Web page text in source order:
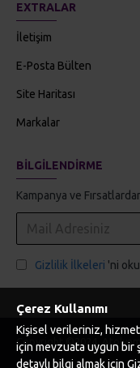
EXTRALAR
İletişim
E-Posta Bülten
Site Haritası
Markalar
BILGILENDIRME
Kampanya ve
Gizlilik İlkeleri 'ni
Copyright ©2024. Atolyem
Çerez Kullanımı
Kişisel verileriniz,
için mevzuata uygun bir
detaylı bilgi almak için